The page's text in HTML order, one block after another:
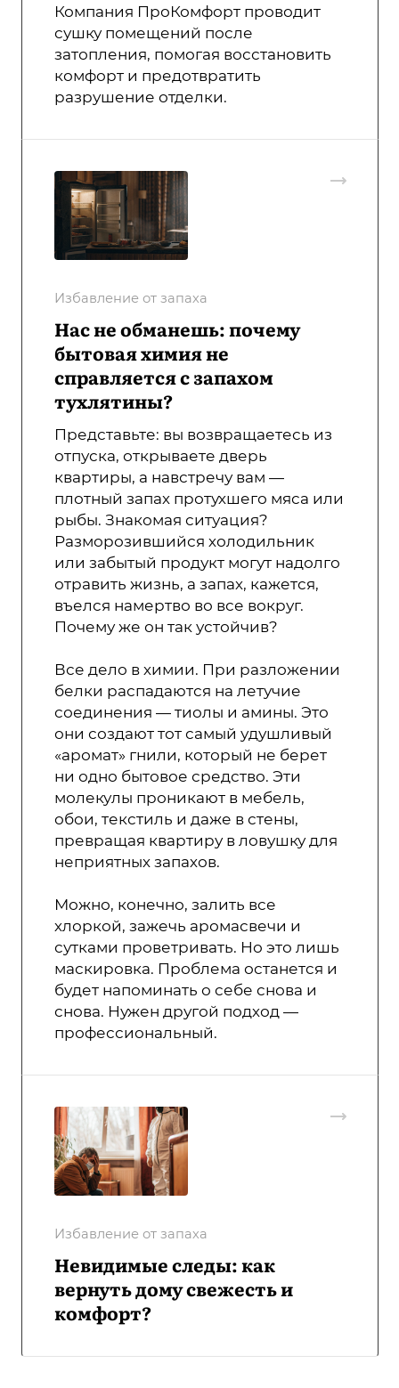
Компания ПроКомфорт проводит
сушку помещений после
затопления, помогая восстановить
комфорт и предотвратить
разрушение отделки.
Избавление от запаха
Нас не обманешь: почему
бытовая химия не
справляется с запахом
тухлятины?
Представьте: вы возвращаетесь из
отпуска, открываете дверь
квартиры, а навстречу вам —
плотный запах протухшего мяса или
рыбы. Знакомая ситуация?
Разморозившийся холодильник
или забытый продукт могут надолго
отравить жизнь, а запах, кажется,
въелся намертво во все вокруг.
Почему же он так устойчив?
Все дело в химии. При разложении
белки распадаются на летучие
соединения — тиолы и амины. Это
они создают тот самый удушливый
«аромат» гнили, который не берет
ни одно бытовое средство. Эти
молекулы проникают в мебель,
обои, текстиль и даже в стены,
превращая квартиру в ловушку для
неприятных запахов.
Можно, конечно, залить все
хлоркой, зажечь аромасвечи и
сутками проветривать. Но это лишь
маскировка. Проблема останется и
будет напоминать о себе снова и
снова. Нужен другой подход —
профессиональный.
Избавление от запаха
Невидимые следы: как
вернуть дому свежесть и
комфорт?